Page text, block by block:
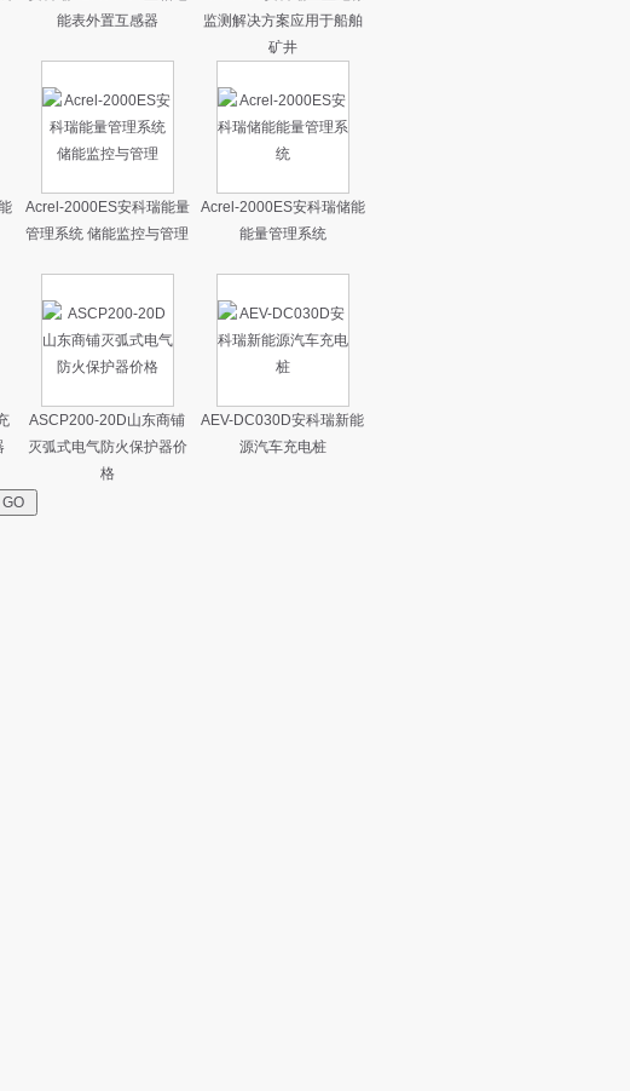
能表外置互感器
监测解决方案应用于船舶
矿井
Acrel-2000ES安科瑞能量
管理系统 储能监控与管理
Acrel-2000ES安科瑞储能
能量管理系统
ASCP200-20D山东商铺
灭弧式电气防火保护器价
格
AEV-DC030D安科瑞新能
源汽车充电桩